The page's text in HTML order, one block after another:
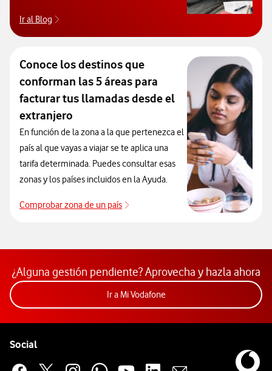
Ir al Blog
Conoce los destinos que
conforman las 5 áreas para
facturar tus llamadas desde el
extranjero
En función de la zona a la que pertenezca el
país al que vayas a viajar se te aplica una
tarifa determinada. Puedes consultar esas
zonas y los países incluidos en la Ayuda.
Comprobar zona de un país
Países por zonas roaming
¿Alguna gestión pendiente? Aprovecha y hazla ahora
Ir a Mi VodafoneAcceder a la app Mi
Social